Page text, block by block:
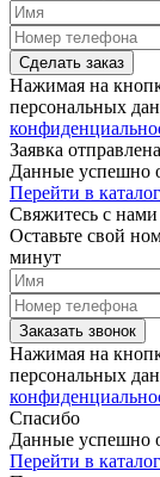
Сделать заказ
Нажимая на
персональных
Заявка отправлена
Данные успешно
Перейти в каталог
Свяжитесь с нами
Оставьте свой
минут
Заказать звонок
Нажимая на
персональных
Спасибо
Данные успешно
Перейти в каталог